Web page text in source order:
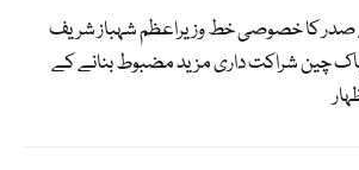
کا خصوصی خط وزیراعظم شہباز شریف
چین شراکت داری مزید مضبوط بنانے کے